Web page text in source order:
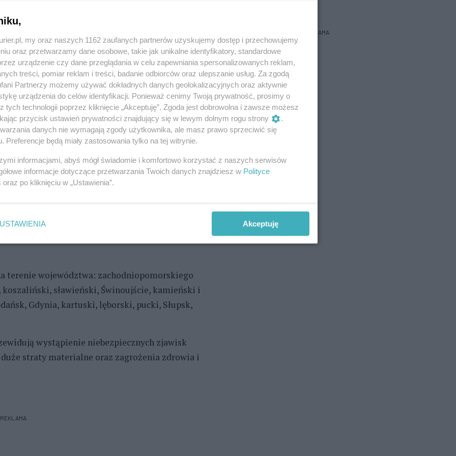
wydał ostrzeżenia I i II stopnia przed
w sobotę w województwie pomorskim i
dotyczący tych obszarów.
pomorskie i zachodniopomorskie. Na tych
wiatru o średniej prędkości do 55 km/h, a w
województwa zachodniopomorskiego, gdzie
do 50 km/h, a w porywach do 75 km/h.
sobotę i utrzymają się do końca dnia.
województw objętych ostrzeżeniami IMGW,
przed prognozowanym silnym wiatrem.
Nie przebywaj i nie parkuj pod
terenie województwa: zachodniopomorskiego
sławieński, Świnoujście, kamieński i
Gdynia, kartuski, lęborski, pucki, Słupsk,
wystąpienie niebezpiecznych zjawisk
straty materialne oraz zagrożenia zdrowia i
REKLAMA
REKLAMA
my oraz naszych 1162 zaufanych partnerów uzyskujemy dostęp i przechowujemy
oraz przetwarzamy dane osobowe, takie jak unikalne identyfikatory, standardowe
urządzenie czy dane przeglądania w celu zapewniania spersonalizowanych reklam,
treści, pomiar reklam i treści, badanie odbiorców oraz ulepszanie usług. Za zgodą
Partnerzy możemy używać dokładnych danych geolokalizacyjnych oraz aktywnie
urządzenia do celów identyfikacji. Ponieważ cenimy Twoją prywatność, prosimy o
tych technologii poprzez kliknięcie „Akceptuję”. Zgoda jest dobrowolna i zawsze możesz
przycisk ustawień prywatności znajdujący się w lewym dolnym rogu strony
danych nie wymagają zgody użytkownika, ale masz prawo sprzeciwić się
Preferencje będą miały zastosowania tylko na tej witrynie.
informacjami, abyś mógł świadomie i komfortowo korzystać z naszych serwisów
informacje dotyczące przetwarzania Twoich danych znajdziesz w Polityce
oraz po kliknięciu w „Ustawienia”.
USTAWIENIA Akceptuję